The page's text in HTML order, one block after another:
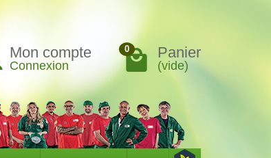
Mon compte
Connexion
0 Panier
(vide)